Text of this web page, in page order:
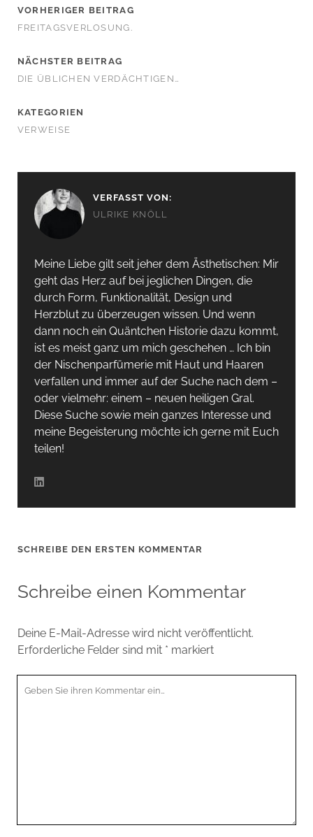
VORHERIGER BEITRAG
FREITAGSVERLOSUNG.
NÄCHSTER BEITRAG
DIE ÜBLICHEN VERDÄCHTIGEN…
KATEGORIEN
VERWEISE
VERFASST VON:
ULRIKE KNÖLL
Meine Liebe gilt seit jeher dem Ästhetischen: Mir
geht das Herz auf bei jeglichen Dingen, die
durch Form, Funktionalität, Design und
Herzblut zu überzeugen wissen. Und wenn
dann noch ein Quäntchen Historie dazu kommt,
ist es meist ganz um mich geschehen … Ich bin
der Nischenparfümerie mit Haut und Haaren
verfallen und immer auf der Suche nach dem –
oder vielmehr: einem – neuen heiligen Gral.
Diese Suche sowie mein ganzes Interesse und
meine Begeisterung möchte ich gerne mit Euch
teilen!
SCHREIBE DEN ERSTEN KOMMENTAR
Schreibe einen Kommentar
Deine E-Mail-Adresse wird nicht veröffentlicht.
Erforderliche Felder sind mit * markiert